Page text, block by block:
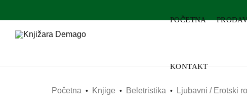
POČETNA
KONTAKT
Početna • Knjige • Beletristika • Ljubavni / Erotski